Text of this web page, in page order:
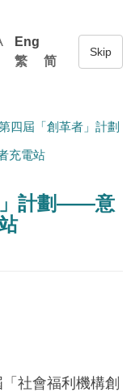
Eng
繁
简
四屆「創革者」計劃
充電站
」計劃——意
社會福利機構創